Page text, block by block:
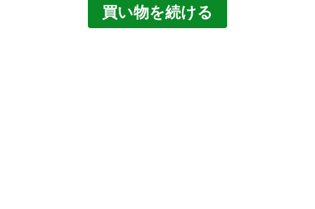
買い物を続ける